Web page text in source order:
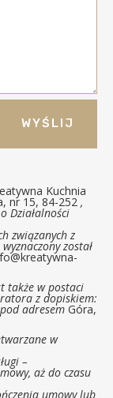
WYŚLIJ
Kuchnia
nr 15, 84-252 ,
Działalności
związanych z
został
także w postaci
z dopiskiem:
adresem Góra,
w
–
aż do czasu
umowy lub